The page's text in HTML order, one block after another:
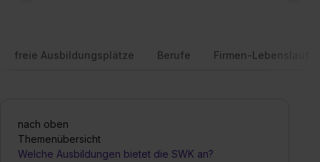
freie Ausbildungsplätze Berufe Firmen-Lebenslauf
nach oben
Themenübersicht
Welche Ausbildungen bietet die SWK an?